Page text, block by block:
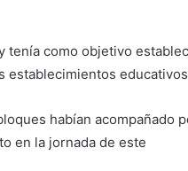
tenía como objetivo
establecimientos
habían acompañado
en la jornada de este